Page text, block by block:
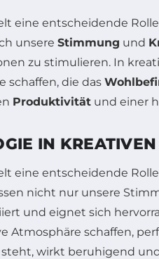
eine entscheidende
unsere Stimmung und
zu stimulieren. In
schaffen, die das
Produktivität und einer
IN
eine entscheidende
nicht nur unsere
und eignet sich
Atmosphäre schaffen,
wirkt beruhigend